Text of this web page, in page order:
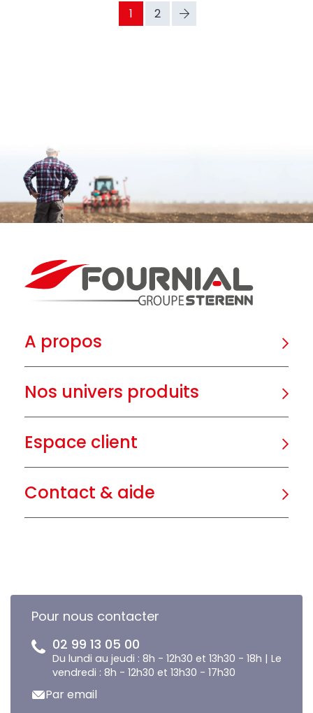
1 2
A propos
Nos univers produits
Espace client
Contact & aide
Pour nous contacter
02 99 13 05 00
Du lundi au jeudi : 8h - 12h30 et 13h30 - 18h | Le
vendredi : 8h - 12h30 et 13h30 - 17h30
Par email